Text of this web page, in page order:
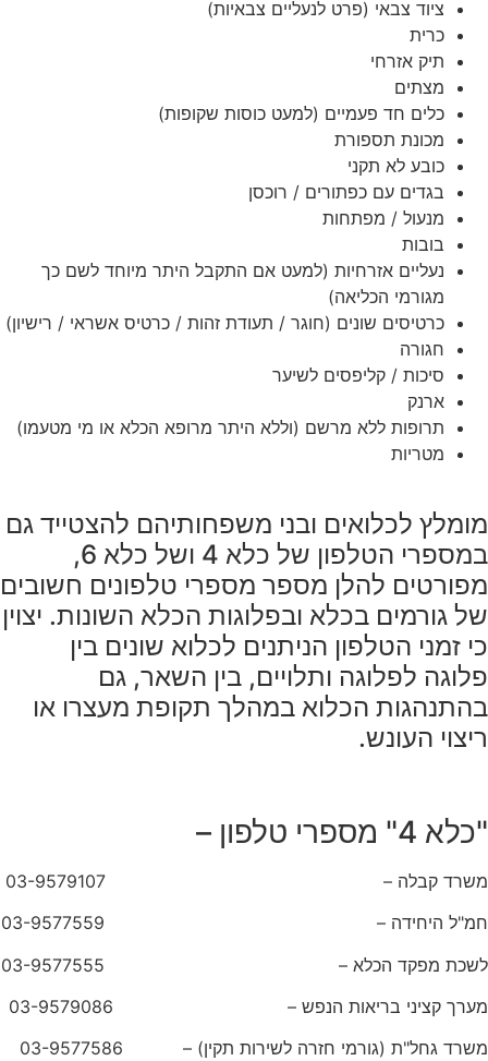
ציוד צבאי (פרט לנעליים צבאיות)
כרית
תיק אזרחי
מצתים
כלים חד פעמיים (למעט כוסות שקופות)
מכונת תספורת
כובע לא תקני
בגדים עם כפתורים / רוכסן
מנעול / מפתחות
בובות
נעליים אזרחיות (למעט אם התקבל היתר מיוחד לשם כך
מגורמי הכליאה)
כרטיסים שונים (חוגר / תעודת זהות / כרטיס אשראי / רישיון)
חגורה
סיכות / קליפסים לשיער
ארנק
תרופות ללא מרשם (וללא היתר מרופא הכלא או מי מטעמו)
מטריות
מומלץ לכלואים ובני משפחותיהם להצטייד גם
במספרי הטלפון של כלא 4 ושל כלא 6,
מפורטים להלן מספר מספרי טלפונים חשובים
של גורמים בכלא ובפלוגות הכלא השונות. יצוין
כי זמני הטלפון הניתנים לכלוא שונים בין
פלוגה לפלוגה ותלויים, בין השאר, גם
בהתנהגות הכלוא במהלך תקופת מעצרו או
ריצוי העונש.
"כלא 4" מספרי טלפון –
משרד קבלה – 03-9579107
חמ"ל היחידה – 03-9577559
לשכת מפקד הכלא – 03-9577555
מערך קציני בריאות הנפש – 03-9579086
משרד גחל"ת (גורמי חזרה לשירות תקין) – 03-9577586